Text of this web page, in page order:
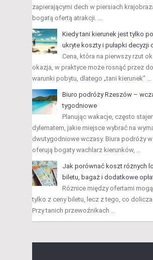
zapierającymi dech w piersiach
bogatą ofertą atrakcji. …
Kiedy tani kierunek jest tylko
ukryte koszty i pułapki decyzji
Cena, która na pierwszy rzut
okazja, w praktyce może rosnąć przez
warunki pobytu, dlatego „tani kierunek” …
Biuro podróży Rzeszów –
tygodniowe
Planując wakacje, często
dylematem, jakie miejsce wybrać na
dwutygodniowe wczasy. Biura podróży
oferują bogaty wachlarz kierunków, …
Jak porównać koszt różnych
biletu, bagaż i dodatkowe
Różnice między ofertami
tylko z ceny biletu, lecz z tego, co dolicza
Przy tanich przewoźnikach …